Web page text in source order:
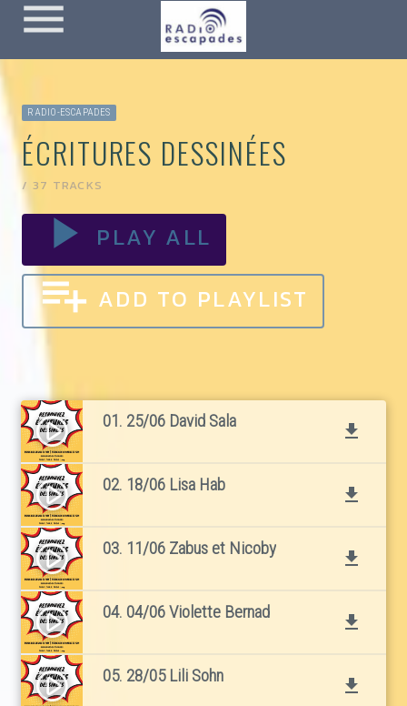
menu
RADIO-ESCAPADES
ÉCRITURES DESSINÉES
/ 37 TRACKS
play_arrow PLAY ALL
playlist_add ADD TO PLAYLIST
play_circle_filled 01. 25/06 David Sala file_download
play_circle_filled 02. 18/06 Lisa Hab file_download
play_circle_filled 03. 11/06 Zabus et Nicoby file_download
play_circle_filled 04. 04/06 Violette Bernad file_download
play_circle_filled 05. 28/05 Lili Sohn file_download